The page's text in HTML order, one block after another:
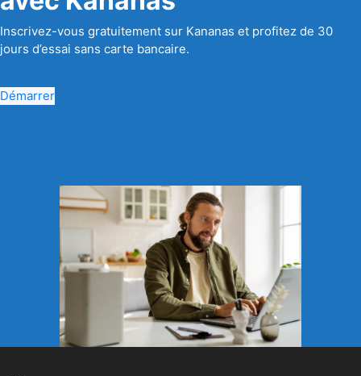
Inscrivez-vous gratuitement sur Kananas et profitez de 30
jours d’essai sans carte bancaire.
Démarrer